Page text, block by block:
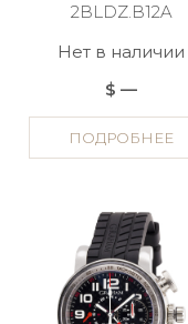
2BLDZ.B12A
Нет в наличии
$ —
ПОДРОБНЕЕ